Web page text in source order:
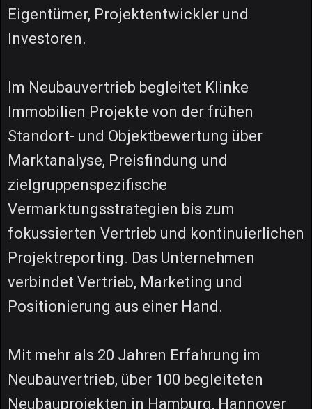
Eigentümer, Projektentwickler und
Investoren.
Im Neubauvertrieb begleitet Klinke
Immobilien Projekte von der frühen
Standort- und Objektbewertung über
Marktanalyse, Preisfindung und
zielgruppenspezifische
Vermarktungsstrategien bis zum
fokussierten Vertrieb und kontinuierlichen
Projektreporting. Das Unternehmen
verbindet Vertrieb, Marketing und
Positionierung aus einer Hand.
Mit mehr als 20 Jahren Erfahrung im
Neubauvertrieb, über 100 begleiteten
Neubauprojekten in Hamburg, Hannover